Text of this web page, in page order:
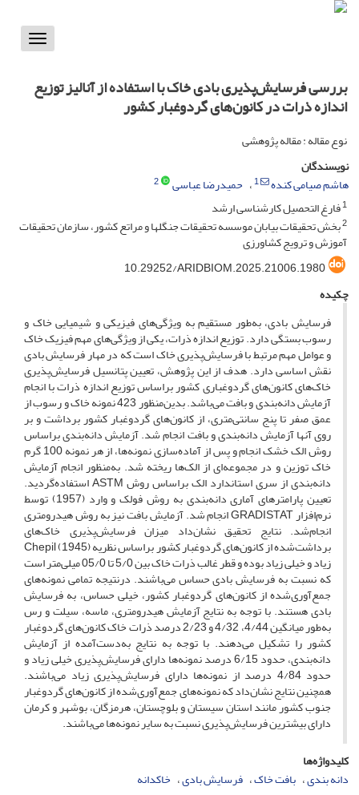
Toggle
بررسی فرسایش‌پذیری بادی خاک با استفاده از آنالیز توزیع
اندازه ذرات در کانون‌های گردوغبار کشور
نوع مقاله : مقاله پژوهشی
نویسندگان
هاشم صیامی کنده
1 حمیدرضا عباسی
2
1فارغ التحصیل کارشناسی ارشد
2بخش تحقیقات بیابان موسسه تحقیقات جنگلها و مراتع کشور، سازمان تحقیقات
آموزش و ترویج کشاورزی
10.29252/ARIDBIOM.2025.21006.1980
چکیده
فرسایش‌ بادی، به‌طور مستقیم به ویژگی‌های فیزیکی و شیمیایی خاک و
رسوب بستگی دارد. توزیع اندازه ذرات، یکی از ویژگی‌های مهم فیزیک خاک
و عوامل مهم مرتبط با فرسایش‌پذیری خاک است که در مهار فرسایش ‌بادی
نقش اساسی دارد. هدف از این پژوهش، تعیین پتانسیل فرسایش‌پذیری
خاک‌های کانون‌های گردوغباری کشور براساس توزیع اندازه ذرات با انجام
آزمایش دانه‌بندی و بافت می‌باشد. بدین‌منظور 423 نمونه خاک و رسوب از
عمق صفر تا پنج سانتی‌متری، از کانون‌های گردوغبار کشور برداشت و بر
روی آنها آزمایش دانه‌بندی و بافت انجام‌ شد. آزمایش دانه‌بندی براساس
روش الک خشک انجام و پس از آماده‌سازی نمونه‌ها، از هر نمونه 100 گرم
خاک توزین و در مجموعه‌ای از الک‌ها ریخته شد. به‌منظور انجام آزمایش
دانه‌بندی از سری استاندارد الک براساس روش ASTM استفاده‌گردید.
تعیین پارامتر‌های آماری‌ دانه‌بندی به روش فولک و وارد (1957) توسط
نرم‌افزار GRADISTAT انجام ‌شد. آزمایش بافت نیز به روش هیدرومتری
انجام‌شد. نتایج تحقیق نشان‌داد میزان فرسایش‌پذیری خاک‌های
برداشت‌شده‌ از کانون‌های گردوغبار کشور براساس نظریه Chepil (1945)
زیاد و خیلی زیاد بوده و قطر غالب ذرات خاک بین 5/0 تا 05/0 میلی‌متر است
که نسبت به فرسایش بادی حساس می‌باشند. درنتیجه تمامی نمونه‌های
جمع‌آوری‌شده از کانون‌های گردوغبار کشور، خیلی حساس، به فرسایش
بادی هستند. با توجه به نتایج آزمایش هیدرومتری، ماسه، سیلت و رس
به‌طور میانگین 4/44، 4/32 و 2/23 درصد ذرات خاک کانون‌های گردوغبار
کشور را تشکیل‌ می‌دهند. با توجه به نتایج به‌دست‌آمده از آزمایش
دانه‌بندی، حدود 6/15 درصد نمونه‌ها دارای فرسایش‌پذیری خیلی زیاد و
حدود 4/84 درصد از نمونه‌ها دارای فرسایش‌پذیری زیاد می‌باشند.
همچنین نتایج نشان‌داد که نمونه‌های جمع‌آوری‌شده از کانون‌های گردوغبار
جنوب کشور مانند استان سیستان و بلوچستان، هرمزگان، بوشهر و کرمان
دارای بیشترین فرسایش‌پذیری نسبت به سایر نمونه‌ها می‌باشند.
کلیدواژه‌ها
دانه بندی بافت خاک فرسایش بادی خاکدانه